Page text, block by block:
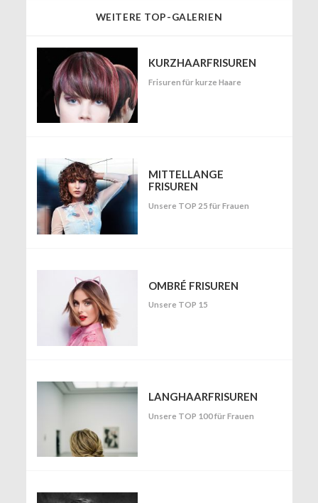
WEITERE TOP-GALERIEN
KURZHAARFRISUREN
Frisuren für kurze Haare
MITTELLANGE
FRISUREN
Unsere TOP 25 für Frauen
OMBRÉ FRISUREN
Unsere TOP 15
LANGHAARFRISUREN
Unsere TOP 100 für Frauen